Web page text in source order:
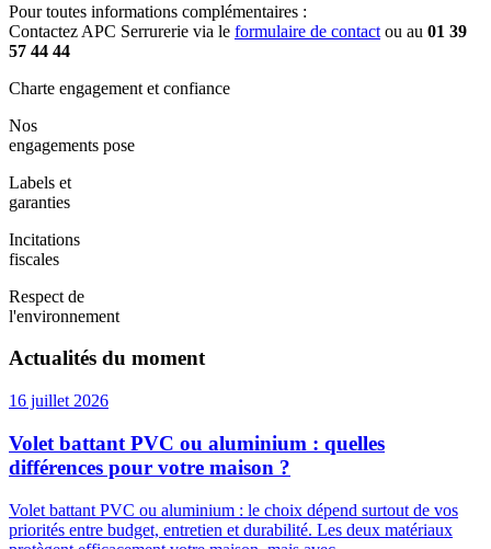
Pour toutes informations complémentaires :
Contactez APC Serrurerie via le formulaire de contact ou au 01 39
57 44 44
Charte engagement et confiance
Nos
engagements pose
Labels et
garanties
Incitations
fiscales
Respect de
l'environnement
Actualités du moment
16 juillet 2026
Volet battant PVC ou aluminium : quelles
différences pour votre maison ?
Volet battant PVC ou aluminium : le choix dépend surtout de vos
priorités entre budget, entretien et durabilité. Les deux matériaux